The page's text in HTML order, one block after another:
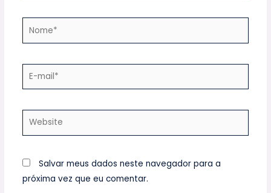
Salvar meus dados neste navegador para a
próxima vez que eu comentar.